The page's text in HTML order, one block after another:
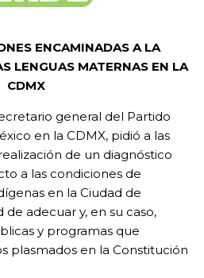
ENCAMINADAS A LA
LENGUAS MATERNAS EN LA
CDMX
general del Partido
en la CDMX, pidió a las
de un diagnóstico
a las condiciones de
en la Ciudad de
adecuar y, en su caso,
y programas que
plasmados en la Constitución